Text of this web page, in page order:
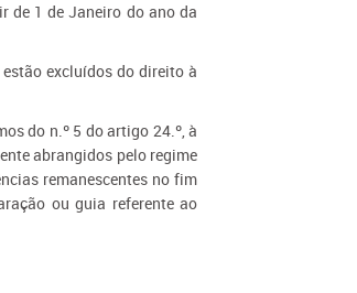
de 1 de Janeiro do ano da
excluídos do direito à
do n.º 5 do artigo 24.º, à
abrangidos pelo regime
remanescentes no fim
ou guia referente ao